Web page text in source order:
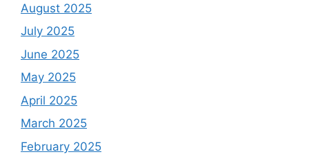
August 2025
July 2025
June 2025
May 2025
April 2025
March 2025
February 2025